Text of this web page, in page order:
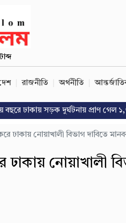
রাজনীতি অর্থনীতি
ঢাকায় সড়ক দুর্ঘটনায় প্রাণ গেল ১,৩৮৪
ঢাকায় নোয়াখালী বিভাগ দাবিতে
ঢাকায় নোয়াখালী